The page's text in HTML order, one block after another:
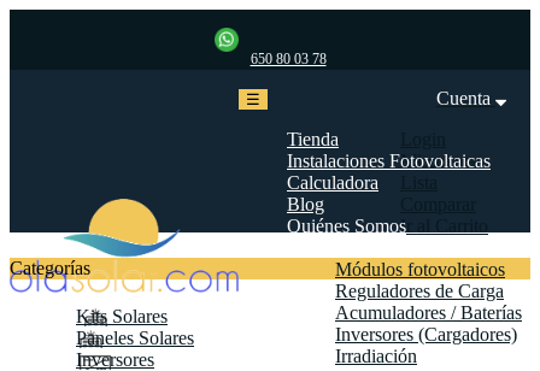
650 80 03 78
Cuenta
Mi cuenta
Ir al Carrito
Navegación
palanca
☰
Tienda
Instalaciones Fotovoltaicas
Calculadora
Blog
Quiénes Somos
Módulos fotovoltaicos
Reguladores de Carga
Acumuladores / Baterías
Inversores (Cargadores)
Irradiación
Categorías
Kits Solares
Paneles Solares
Inversores